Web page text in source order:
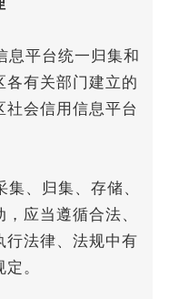
平台统一归集和
各有关部门建立的
会信用信息平台
、归集、存储、
应当遵循合法、
行法律、法规中有
。